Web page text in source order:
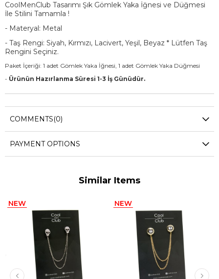
CoolMenClub Tasarımı Şık Gömlek Yaka İğnesi ve Düğmesi
İle Stilini Tamamla !
- Materyal: Metal
- Taş Rengi: Siyah, Kırmızı, Lacivert, Yeşil, Beyaz * Lütfen Taş
Rengini Seçiniz.
Paket İçeriği: 1 adet Gömlek Yaka İğnesi, 1 adet Gömlek Yaka Düğmesi
- Ürünün Hazırlanma Süresi 1-3 İş Günüdür.
COMMENTS(0)
PAYMENT OPTIONS
Similar Items
NEW
NEW